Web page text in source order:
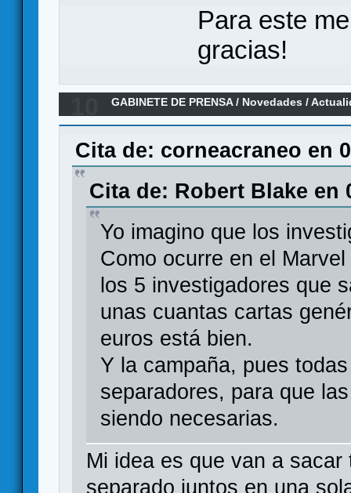
Para este
gracias!
GABINETE DE PRENSA/ Novedades /
Cita de: corneacraneo en
Cita de: Robert Blake en
Yo imagino que los
Como ocurre en el
los 5 investigadores que
unas cuantas cartas
euros está bien.
Y la campaña, pues
separadores, para que
siendo necesarias.
Mi idea es que van a
separado juntos en una